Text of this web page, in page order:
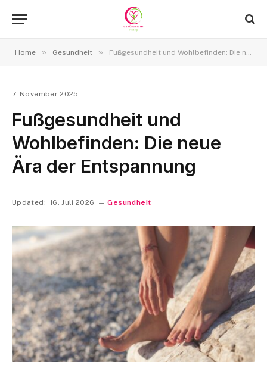
Home » Gesundheit » Fußgesundheit und Wohlbefinden: Die neue Ära der Entspannung
7. November 2025
Fußgesundheit und
Wohlbefinden: Die neue
Ära der Entspannung
Updated: 16. Juli 2026 Gesundheit